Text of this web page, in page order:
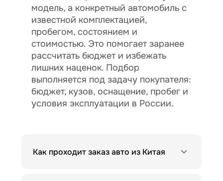
модель, а конкретный автомобиль с
известной комплектацией,
пробегом, состоянием и
стоимостью. Это помогает заранее
рассчитать бюджет и избежать
лишних наценок. Подбор
выполняется под задачу покупателя:
бюджет, кузов, оснащение, пробег и
условия эксплуатации в России.
Как проходит заказ авто из Китая